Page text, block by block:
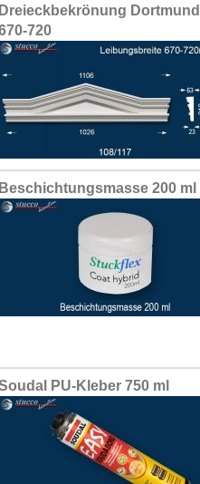
Dreieckbekrönung Dortmund
720
Beschichtungsmasse 200 ml
PU-Kleber 750 ml